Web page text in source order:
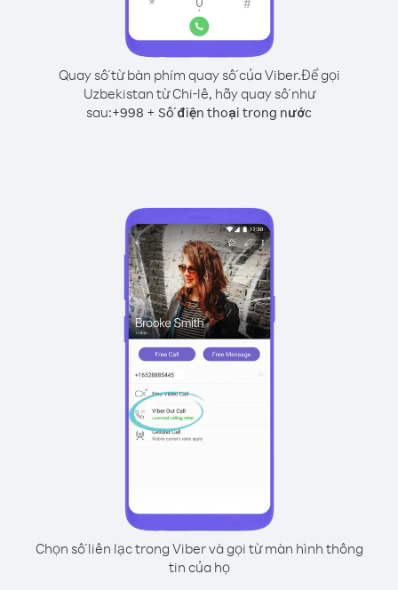
Quay số từ bàn phím quay số của Viber.Để gọi
Uzbekistan từ Chi-lê, hãy quay số như
sau:+998 + Số điện thoại trong nước
Chọn số liên lạc trong Viber và gọi từ màn hình thông
tin của họ